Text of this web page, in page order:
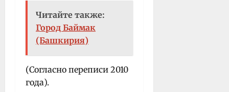
Читайте также:
Город Баймак
(Башкирия)
(Согласно переписи 2010
года).